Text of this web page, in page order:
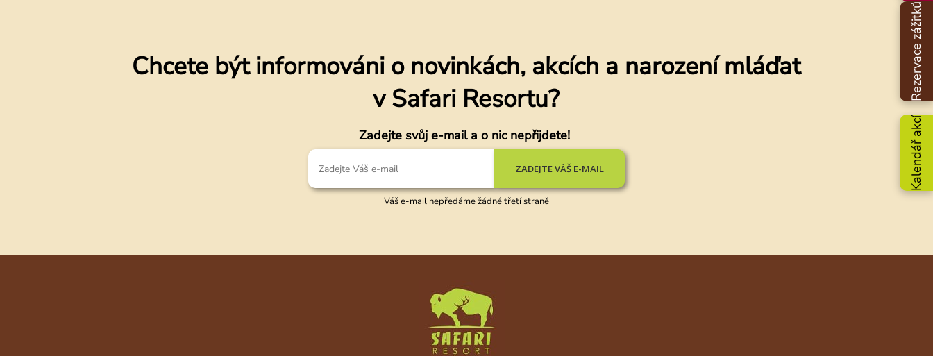
Rezervace zážitků
Kalendář akcí
Chcete být informováni o novinkách, akcích a narození mláďat
v Safari Resortu?
Zadejte svůj e-mail a o nic nepřijdete!
ZADEJTE VÁŠ E-MAIL
Váš e-mail nepředáme žádné třetí straně